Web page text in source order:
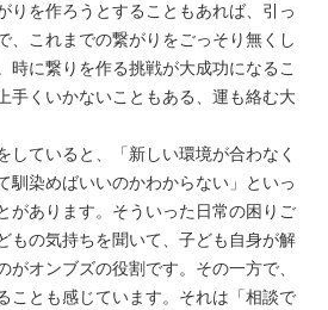
りを作ろうとすることもあれば、引っ
、これまでの繋がりをごっそり無くし
時に繋りを作る挑戦が大成功になるこ
手くいかないこともある、運も絡む大
ていると、「新しい環境が合わなく
馴染めばいいのかわからない」といっ
があります。そういった日常の困りご
もの気持ちを聞いて、子ども自身が解
がオンブズの役割です。その一方で、
ことも感じています。それは「相談で